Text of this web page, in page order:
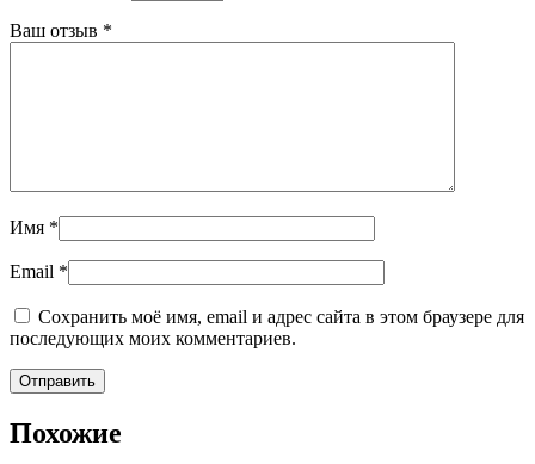
Ваш отзыв *
Имя *
Email *
Сохранить моё имя, email и адрес сайта в этом браузере для
последующих моих комментариев.
Похожие